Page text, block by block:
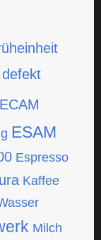
defekt
ECAM
ESAM
Espresso
Kaffee
Milch